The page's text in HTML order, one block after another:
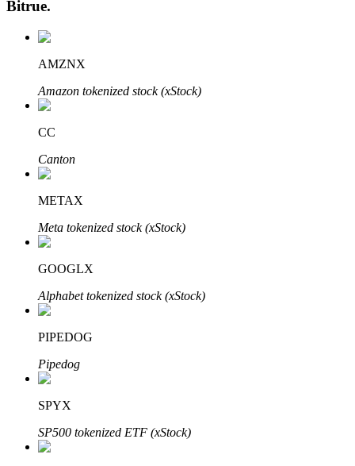
Авто Инвест
Узнайте о пассивном доходе
Bitrue
Bitrue.
AMZNX
Amazon tokenized stock (xStock)
CC
Canton
METAX
Meta tokenized stock (xStock)
GOOGLX
Alphabet tokenized stock (xStock)
PIPEDOG
Pipedog
SPYX
SP500 tokenized ETF (xStock)